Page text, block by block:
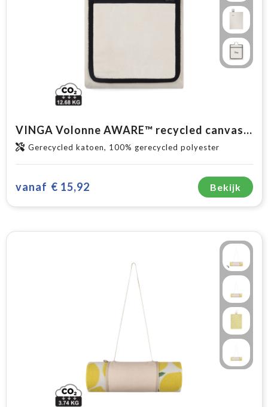
VINGA Volonne AWARE™ recycled canvas picknickkleed
Gerecycled katoen, 100% gerecycled polyester
vanaf € 15,92 Bekijk